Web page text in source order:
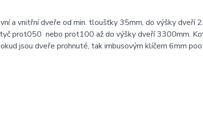
a vnitřní dveře od min. tloušťky 35mm, do výšky dveří
prot050 nebo prot100 až do výšky dveří 3300mm.
jsou dveře prohnuté, tak imbusovým klíčem 6mm